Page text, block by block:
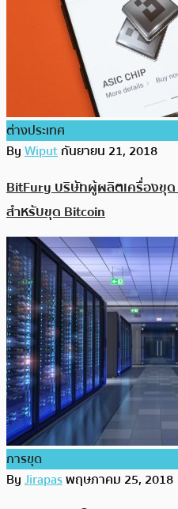
ต่างประเทศ
ByWiputกันยายน 21, 2018
BitFury บริษัทผู้ผลิตเครื่องขุด
สำหรับขุด Bitcoin
การขุด
ByJirapasพฤษภาคม 25, 2018